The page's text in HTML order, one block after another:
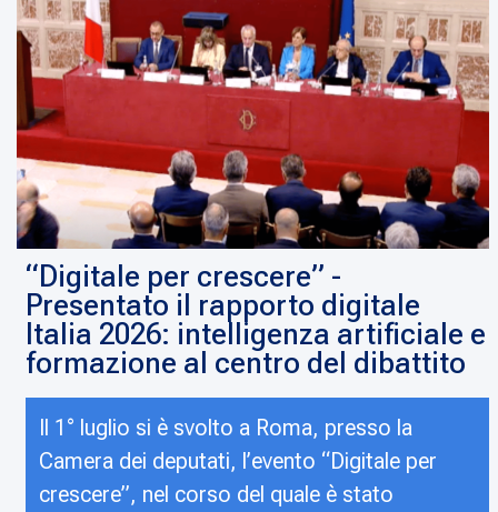
“Digitale per crescere” -
Presentato il rapporto digitale
Italia 2026: intelligenza artificiale e
formazione al centro del dibattito
Il 1° luglio si è svolto a Roma, presso la
Camera dei deputati, l’evento “Digitale per
crescere”, nel corso del quale è stato